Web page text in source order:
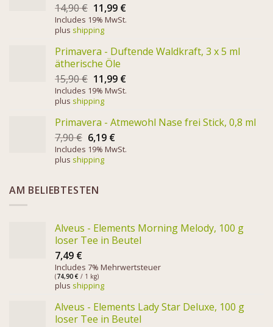
14,90€ 11,99 €
Includes 19% MwSt.
plus shipping
Primavera - Duftende Waldkraft, 3 x 5 ml
ätherische Öle
15,90€ 11,99 €
Includes 19% MwSt.
plus shipping
Primavera - Atmewohl Nase frei Stick, 0,8 ml
7,90€ 6,19 €
Includes 19% MwSt.
plus shipping
AM BELIEBTESTEN
Alveus - Elements Morning Melody, 100 g
loser Tee in Beutel
7,49 €
Includes 7% Mehrwertsteuer
(74,90 € / 1 kg)
plus shipping
Alveus - Elements Lady Star Deluxe, 100 g
loser Tee in Beutel